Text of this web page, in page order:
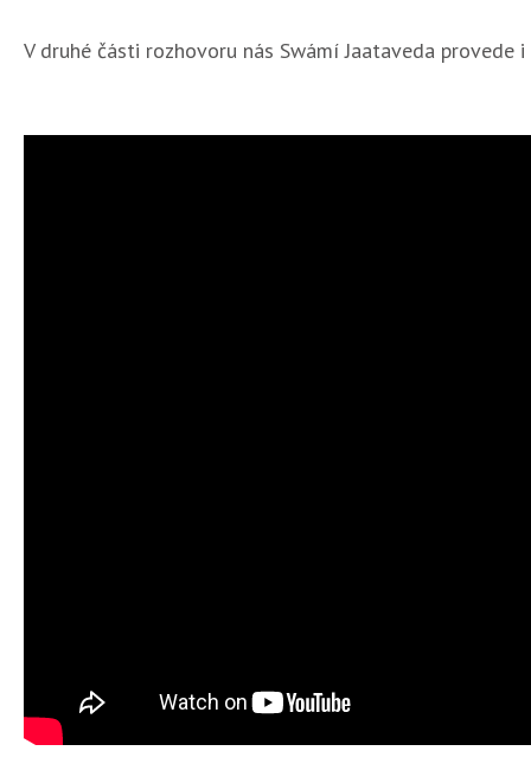
V druhé části rozhovoru nás Swámí Jaataveda provede